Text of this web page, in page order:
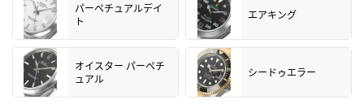
パーペチュアルデイ
ト
エアキング
オイスター パーペチ
ュアル
シードゥエラー